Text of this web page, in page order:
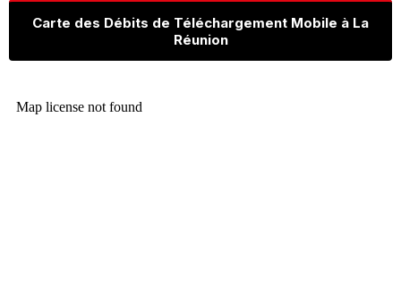
Carte des Débits de Téléchargement Mobile à La
Réunion